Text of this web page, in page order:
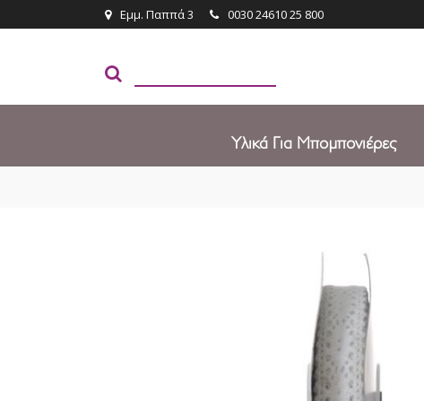
Εμμ. Παππά 3 0030 24610 25 800
Υλικά Για Μπομπονιέρες